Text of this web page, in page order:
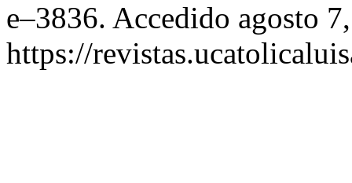
e–3836. Accedido agosto
https://